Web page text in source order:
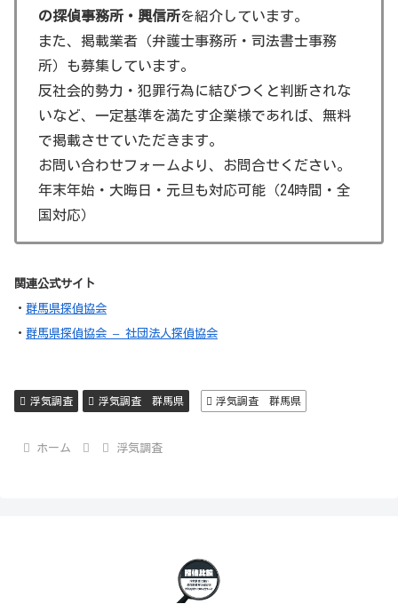
の探偵事務所・興信所を紹介しています。
また、掲載業者（弁護士事務所・司法書士事務
所）も募集しています。
反社会的勢力・犯罪行為に結びつくと判断されな
いなど、一定基準を満たす企業様であれば、無料
で掲載させていただきます。
お問い合わせフォームより、お問合せください。
年末年始・大晦日・元旦も対応可能（24時間・全
国対応）
関連公式サイト
・ 群馬県探偵協会
・ 群馬県探偵協会 – 社団法人探偵協会
浮気調査 浮気調査 群馬県 浮気調査 群馬県
ホーム 浮気調査